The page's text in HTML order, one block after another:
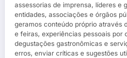
assessorias de imprensa, líderes e
entidades, associações e órgãos
geramos conteúdo próprio através
e feiras, experiências pessoais por
degustações gastronômicas e
erros, enviar críticas e sugestões